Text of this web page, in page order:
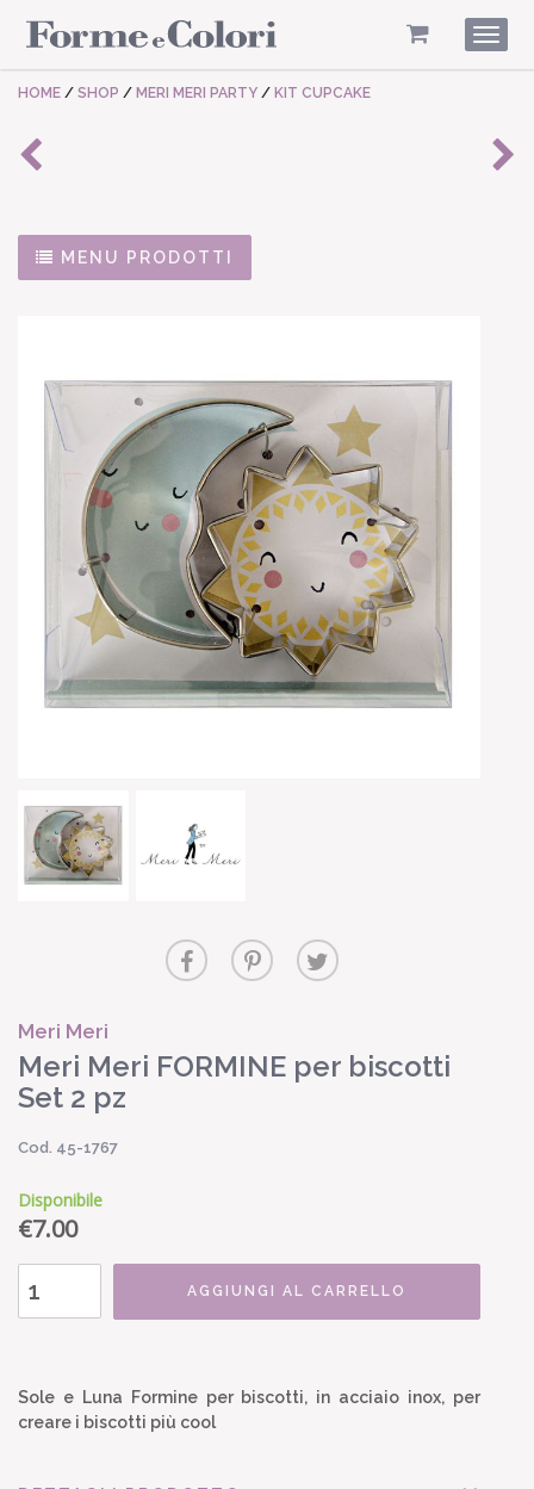
HOME / SHOP / MERI MERI PARTY / KIT CUPCAKE
MENU PRODOTTI
Meri Meri
Meri Meri FORMINE per biscotti
Set 2 pz
Cod. 45-1767
Disponibile
€7.00
AGGIUNGI AL CARRELLO
Sole e Luna Formine per biscotti, in acciaio inox, per
creare i biscotti più cool